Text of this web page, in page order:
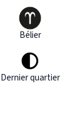
Bélier
Dernier quartier